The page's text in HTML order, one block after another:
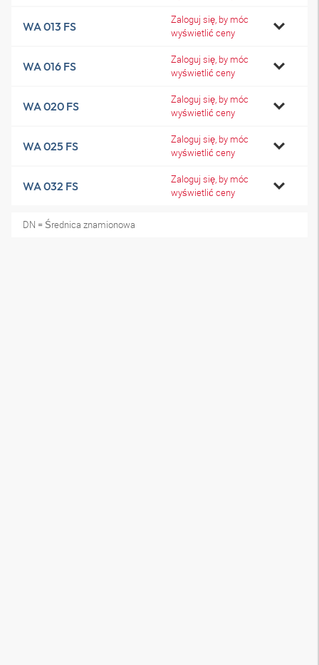
WA 013 FS
Zaloguj się, by móc
wyświetlić ceny
WA 016 FS
Zaloguj się, by móc
wyświetlić ceny
WA 020 FS
Zaloguj się, by móc
wyświetlić ceny
WA 025 FS
Zaloguj się, by móc
wyświetlić ceny
WA 032 FS
Zaloguj się, by móc
wyświetlić ceny
DN = Średnica znamionowa